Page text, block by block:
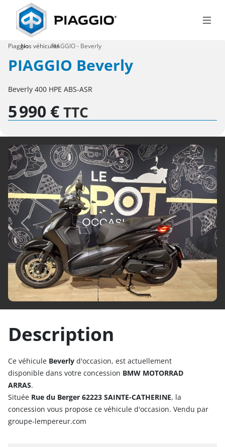
Piaggio
›
Nos véhicules
›
PIAGGIO - Beverly
PIAGGIO Beverly
Beverly 400 HPE ABS-ASR
5 990 € TTC
PREVIOUS NEXT
Description
Ce véhicule Beverly d'occasion, est actuellement
disponible dans votre concession BMW MOTORRAD
ARRAS.
Située Rue du Berger 62223 SAINTE-CATHERINE, la
concession vous propose ce véhicule d'occasion. Vendu par
groupe-lempereur.com